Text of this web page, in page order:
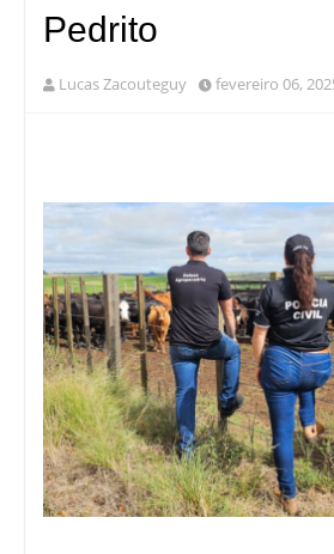
Pedrito
Lucas Zacouteguy fevereiro 06,